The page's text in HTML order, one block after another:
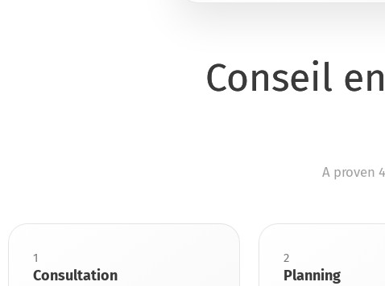
Conseil
A proven
1
Consultation
2
Planning